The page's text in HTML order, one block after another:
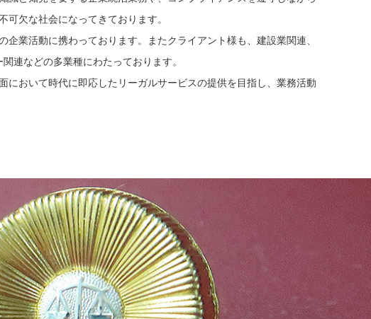
欠な社会になってきております。
業活動に携わっております。またクライアント様も、建設業関連、
連などの多業種にわたっております。
おいて時代に即応したリーガルサービスの提供を目指し、業務活動